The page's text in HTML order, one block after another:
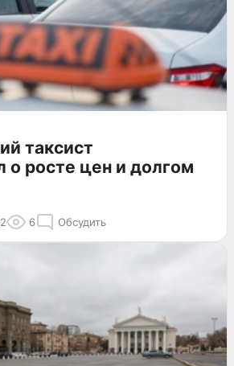
таксист
о росте цен и долгом
6 Обсудить